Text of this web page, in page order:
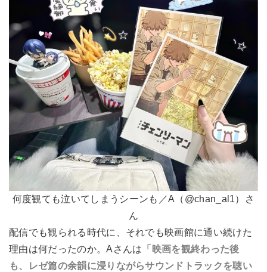
何度観ても泣いてしまうシーンも／A（@chan_al1）さ
ん
配信でも観られる時代に、それでも映画館に通い続けた
理由は何だったのか。Aさんは 「映画を観終わった後
も、レゼ篇の余韻に浸りながらサウンドトラックを聴い